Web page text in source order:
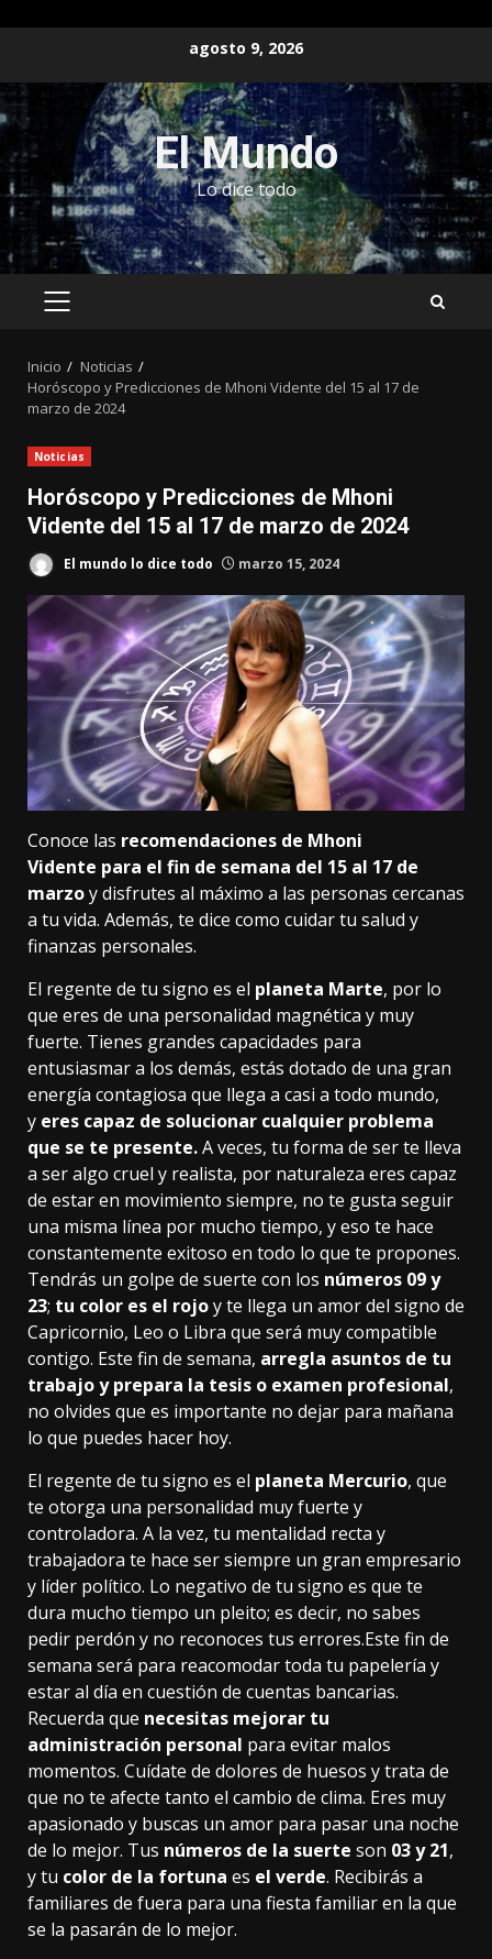
contenido
agosto 9, 2026
El Mundo
Lo dice todo
MENÚ
Inicio
Noticias
Horóscopo y Predicciones de Mhoni Vidente del 15 al 17 de
marzo de 2024
Noticias
Horóscopo y Predicciones de Mhoni
Vidente del 15 al 17 de marzo de 2024
El mundo lo dice todo marzo 15, 2024
Conoce las recomendaciones de Mhoni
Vidente para el fin de semana del 15 al 17 de
marzoy disfrutes al máximo a las personas cercanas
a tu vida. Además, te dice como cuidar tu salud y
finanzas personales.
El regente de tu signo es el planeta Marte, por lo
que eres de una personalidad magnética y muy
fuerte. Tienes grandes capacidades para
entusiasmar a los demás, estás dotado de una gran
energía contagiosa que llega a casi a todo mundo,
y eres capaz de solucionar cualquier problema
que se te presente.A veces, tu forma de ser te lleva
a ser algo cruel y realista, por naturaleza eres capaz
de estar en movimiento siempre, no te gusta seguir
una misma línea por mucho tiempo, y eso te hace
constantemente exitoso en todo lo que te propones.
Tendrás un golpe de suerte con los números 09 y
23; tu color es el rojoy te llega un amor del signo de
Capricornio, Leo o Libra que será muy compatible
contigo. Este fin de semana, arregla asuntos de tu
trabajo y prepara la tesis o examen profesional,
no olvides que es importante no dejar para mañana
lo que puedes hacer hoy.
El regente de tu signo es el planeta Mercurio, que
te otorga una personalidad muy fuerte y
controladora. A la vez, tu mentalidad recta y
trabajadora te hace ser siempre un gran empresario
y líder político. Lo negativo de tu signo es que te
dura mucho tiempo un pleito; es decir, no sabes
pedir perdón y no reconoces tus errores.Este fin de
semana será para reacomodar toda tu papelería y
estar al día en cuestión de cuentas bancarias.
Recuerda que necesitas mejorar tu
administración personal para evitar malos
momentos. Cuídate de dolores de huesos y trata de
que no te afecte tanto el cambio de clima. Eres muy
apasionado y buscas un amor para pasar una noche
de lo mejor. Tus números de la suerte son 03 y 21,
y tu color de la fortuna es el verde. Recibirás a
familiares de fuera para una fiesta familiar en la que
se la pasarán de lo mejor.